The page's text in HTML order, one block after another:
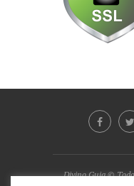
Divino Guia ©